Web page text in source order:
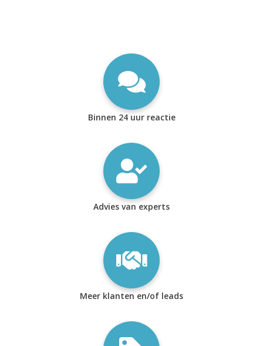
Binnen 24 uur reactie
Advies van experts
Meer klanten en/of leads